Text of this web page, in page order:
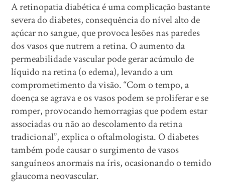
A retinopatia diabética é uma complicação bastante
severa do diabetes, consequência do nível alto de
açúcar no sangue, que provoca lesões nas paredes
dos vasos que nutrem a retina. O aumento da
permeabilidade vascular pode gerar acúmulo de
líquido na retina (o edema), levando a um
comprometimento da visão. “Com o tempo, a
doença se agrava e os vasos podem se proliferar e se
romper, provocando hemorragias que podem estar
associadas ou não ao descolamento da retina
tradicional”, explica o oftalmologista. O diabetes
também pode causar o surgimento de vasos
sanguíneos anormais na íris, ocasionando o temido
glaucoma neovascular.